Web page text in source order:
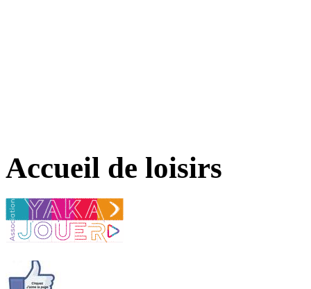
Accueil de loisirs